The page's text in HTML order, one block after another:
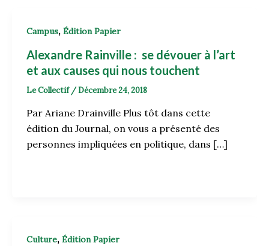
Campus, Édition Papier
Alexandre Rainville : se dévouer à l’art
et aux causes qui nous touchent
Le Collectif /Décembre 24, 2018
Par Ariane Drainville Plus tôt dans cette
édition du Journal, on vous a présenté des
personnes impliquées en politique, dans […]
Culture, Édition Papier